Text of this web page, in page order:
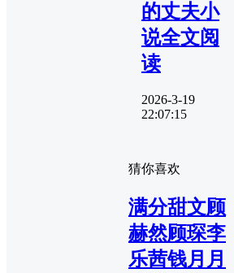
的丈夫小
说全文阅
读
2026-3-19
22:07:15
猜你喜欢
满分甜文顾
赫然顾琛李
乐茜钱月月